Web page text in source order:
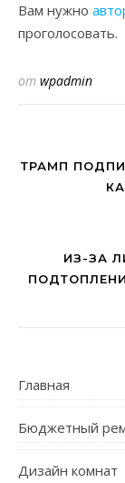
Вам нужно
проголосовать.
от wpadmin
ТРАМП
ИЗ-ЗА
Главная
Бюджетный
Дизайн комнат